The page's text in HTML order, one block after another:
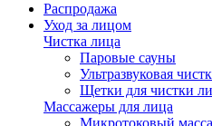
Распродажа
Уход за лицом
Чистка лица
Паровые сауны
Ультразвуковая
Щетки для чистки
Массажеры для лица
Микротоковый